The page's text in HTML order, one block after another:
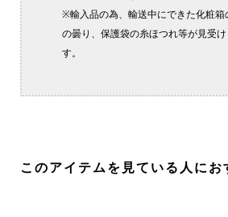
このアイテムを見ている人にお